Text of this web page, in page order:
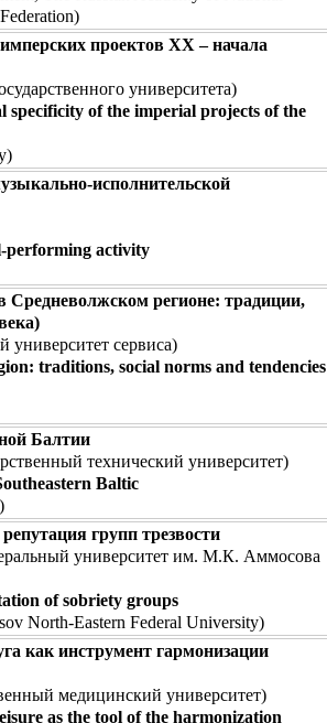
проектов ХХ – начала
университета)
of the imperial projects of the
исполнительской
performing activity
регионе: традиции,
университет сервиса)
traditions, social norms and tendencies
Балтии
технический университет)
Baltic
групп трезвости
университет им. М.К. Аммосова
of sobriety groups
North-Eastern Federal University)
как инструмент гармонизации
медицинский университет)
as the tool of the harmonization